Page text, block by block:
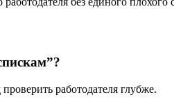
работодателя глубже.